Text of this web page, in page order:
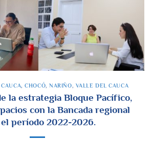
CAUCA,CHOCÓ,NARIÑO, VALLE DEL CAUCA
la estrategia Bloque Pacífico,
con la Bancada regional
período 2022-2026.